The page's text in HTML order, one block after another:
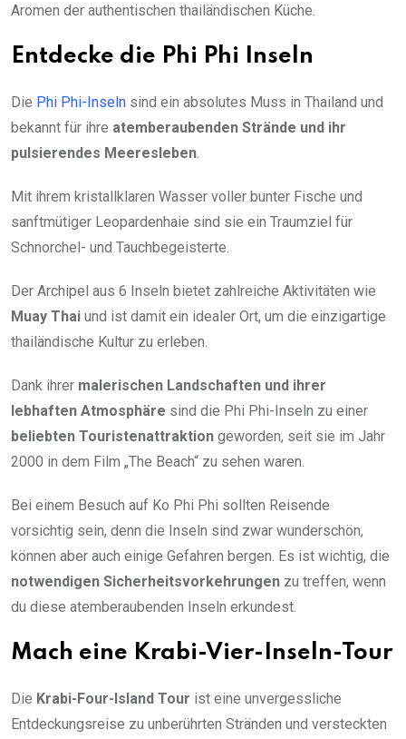
Aromen der authentischen thailändischen Küche.
Entdecke die Phi Phi Inseln
Die Phi Phi-Inseln sind ein absolutes Muss in Thailand und
bekannt für ihre atemberaubenden Strände und ihr
pulsierendes Meeresleben
Mit ihrem kristallklaren Wasser voller bunter Fische und
sanftmütiger Leopardenhaie sind sie ein Traumziel für
Schnorchel- und Tauchbegeisterte.
Der Archipel aus 6 Inseln bietet zahlreiche Aktivitäten wie
Muay Thai und ist damit ein idealer Ort, um die einzigartige
thailändische Kultur zu erleben.
Dank ihrer malerischen Landschaften und ihrer
lebhaften Atmosphäre sind die Phi Phi-Inseln zu einer
beliebten Touristenattraktion geworden, seit sie im Jahr
2000 in dem Film „The Beach“ zu sehen waren.
Bei einem Besuch auf Ko Phi Phi sollten Reisende
vorsichtig sein, denn die Inseln sind zwar wunderschön,
können aber auch einige Gefahren bergen. Es ist wichtig, die
notwendigen Sicherheitsvorkehrungen zu treffen, wenn
du diese atemberaubenden Inseln erkundest.
Mach eine Krabi-Vier-Inseln-Tour
Die Krabi-Four-Island Tour ist eine unvergessliche
Entdeckungsreise zu unberührten Stränden und versteckten